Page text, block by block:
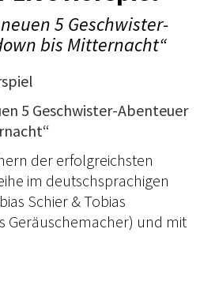
5 Geschwister-
bis Mitternacht“
5 Geschwister-Abenteuer
der erfolgreichsten
im deutschsprachigen
Schier & Tobias
Geräuschemacher) und mit